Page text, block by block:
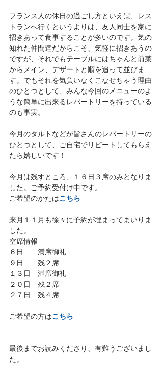
フランス人の休日の過ごし方といえば、レス
トランへ行くというよりは、友人同士を家に
招きあって食事することが多いのです。気の
知れた仲間達だからこそ、気軽に招きあうの
ですが、それでもテーブルにはちゃんと前菜
からメイン、デザートと順を追って並びま
す。でもそれを気負いなくこなせちゃう理由
のひとつとして、みんな今回のメニューのよ
うな簡単に出来るレパートリーを持っている
のも事実。
今月のタルトなどが皆さんのレパートリーの
ひとつとして、ご自宅でリピートしてもらえ
たら嬉しいです！
今月は残すところ、１６日３席のみとなりま
した。ご予約受付け中です。
ご希望のかたはこちら
来月１１月も徐々に予約が埋まってまいりま
した。
空席情報
６日　　満席御礼
９日　　残２席
１３日　満席御礼
２０日　残２席
２７日　残４席
ご希望の方はこちら
最後までお読みくださり、有難うございまし
た。